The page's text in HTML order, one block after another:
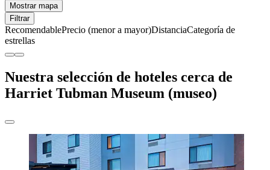
Mostrar mapa
Filtrar
RecomendablePrecio (menor a mayor)DistanciaCategoría de
estrellas
Nuestra selección de hoteles cerca de
Harriet Tubman Museum (museo)